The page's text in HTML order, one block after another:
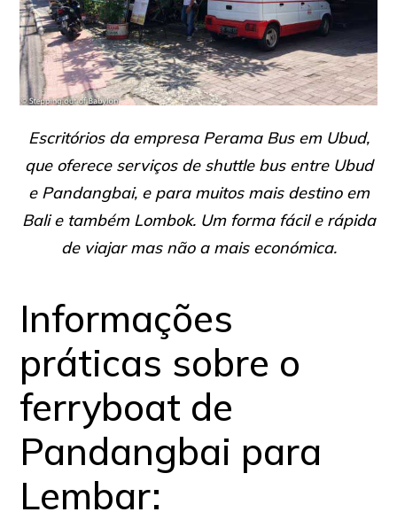
Escritórios da empresa Perama Bus em Ubud,
que oferece serviços de shuttle bus entre Ubud
e Pandangbai, e para muitos mais destino em
Bali e também Lombok. Um forma fácil e rápida
de viajar mas não a mais económica.
Informações
práticas sobre o
ferryboat de
Pandangbai para
Lembar: